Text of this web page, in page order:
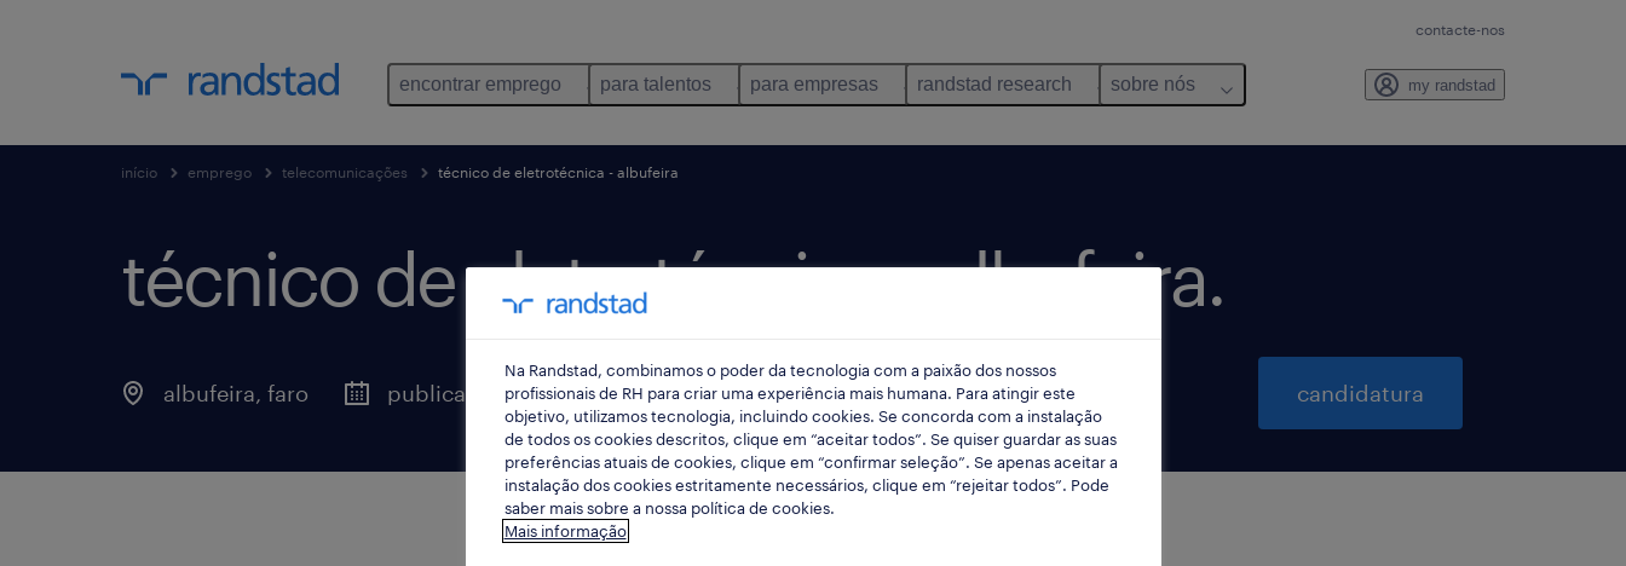
contacte-nos
encontrar emprego para talentos para empresas randstad research sobre nós my randstad
início emprego telecomunicações técnico de eletrotécnica - albufeira
técnico de eletrotécnica - albufeira.
albufeira, faro publicado há 1 dia data limite 19 agosto 2026 candidatura
Na Randstad, combinamos o poder da tecnologia com a paixão dos nossos
profissionais de RH para criar uma experiência mais humana. Para atingir este
objetivo, utilizamos tecnologia, incluindo cookies. Se concorda com a instalação
de todos os cookies descritos, clique em “aceitar todos”. Se quiser guardar as suas
preferências atuais de cookies, clique em “confirmar seleção”. Se apenas aceitar a
instalação dos cookies estritamente necessários, clique em “rejeitar todos”. Pode
saber mais sobre a nossa política de cookies.
Mais informação